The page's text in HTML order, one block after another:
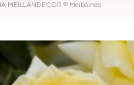
MEILLANDECOR ® Meibalneo